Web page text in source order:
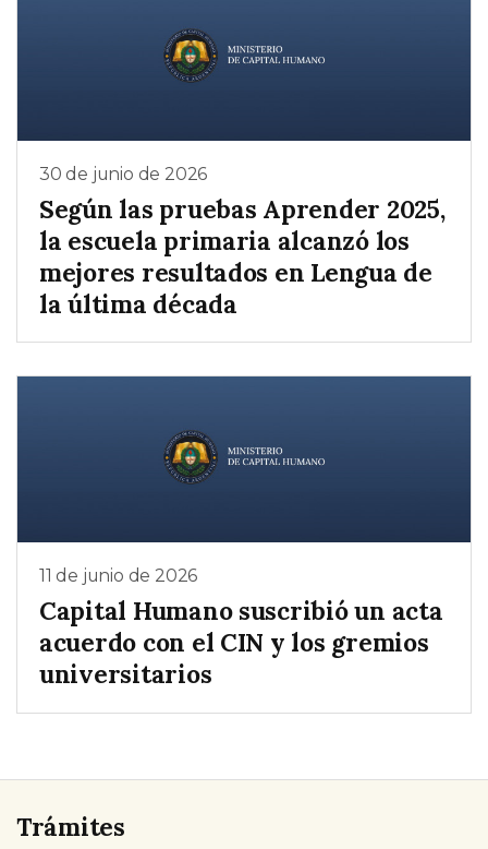
30 de junio de 2026
Según las pruebas Aprender 2025,
la escuela primaria alcanzó los
mejores resultados en Lengua de
la última década
11 de junio de 2026
Capital Humano suscribió un acta
acuerdo con el CIN y los gremios
universitarios
Trámites